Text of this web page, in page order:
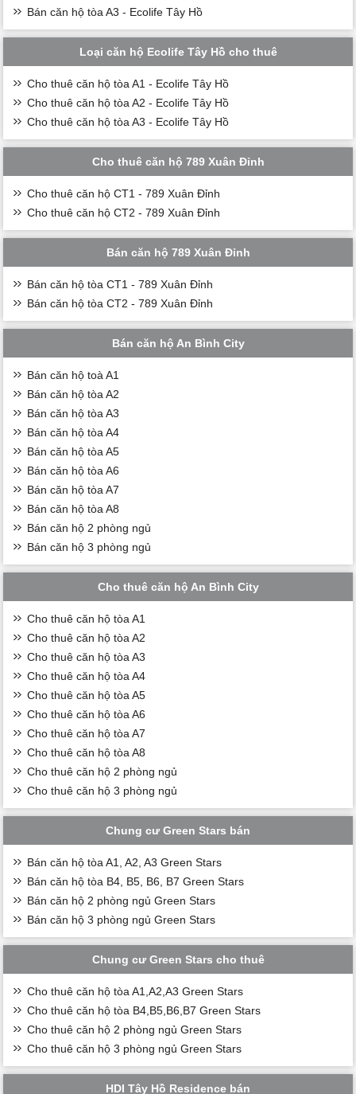
Bán căn hộ tòa A3 - Ecolife Tây Hồ
Loại căn hộ Ecolife Tây Hồ cho thuê
Cho thuê căn hộ tòa A1 - Ecolife Tây Hồ
Cho thuê căn hộ tòa A2 - Ecolife Tây Hồ
Cho thuê căn hộ tòa A3 - Ecolife Tây Hồ
Cho thuê căn hộ 789 Xuân Đỉnh
Cho thuê căn hộ CT1 - 789 Xuân Đỉnh
Cho thuê căn hộ CT2 - 789 Xuân Đỉnh
Bán căn hộ 789 Xuân Đỉnh
Bán căn hộ tòa CT1 - 789 Xuân Đỉnh
Bán căn hộ tòa CT2 - 789 Xuân Đỉnh
Bán căn hộ An Bình City
Bán căn hộ toà A1
Bán căn hộ tòa A2
Bán căn hộ tòa A3
Bán căn hộ tòa A4
Bán căn hộ tòa A5
Bán căn hộ tòa A6
Bán căn hộ tòa A7
Bán căn hộ tòa A8
Bán căn hộ 2 phòng ngủ
Bán căn hộ 3 phòng ngủ
Cho thuê căn hộ An Bình City
Cho thuê căn hộ tòa A1
Cho thuê căn hộ tòa A2
Cho thuê căn hộ tòa A3
Cho thuê căn hộ tòa A4
Cho thuê căn hộ tòa A5
Cho thuê căn hộ tòa A6
Cho thuê căn hộ tòa A7
Cho thuê căn hộ tòa A8
Cho thuê căn hộ 2 phòng ngủ
Cho thuê căn hộ 3 phòng ngủ
Chung cư Green Stars bán
Bán căn hộ tòa A1, A2, A3 Green Stars
Bán căn hộ tòa B4, B5, B6, B7 Green Stars
Bán căn hộ 2 phòng ngủ Green Stars
Bán căn hộ 3 phòng ngủ Green Stars
Chung cư Green Stars cho thuê
Cho thuê căn hộ tòa A1,A2,A3 Green Stars
Cho thuê căn hộ tòa B4,B5,B6,B7 Green Stars
Cho thuê căn hộ 2 phòng ngủ Green Stars
Cho thuê căn hộ 3 phòng ngủ Green Stars
HDI Tây Hồ Residence bán